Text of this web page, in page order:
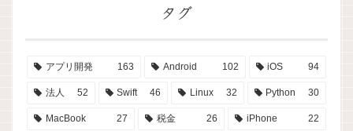
タグ
アプリ開発 163 Android 102 iOS 94
法人 52 Swift 46 Linux 32 Python 30
MacBook 27 税金 26 iPhone 22